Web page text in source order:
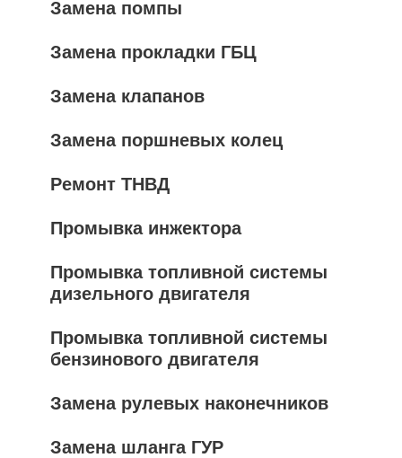
Замена помпы
Замена прокладки ГБЦ
Замена клапанов
Замена поршневых колец
Ремонт ТНВД
Промывка инжектора
Промывка топливной системы
дизельного двигателя
Промывка топливной системы
бензинового двигателя
Замена рулевых наконечников
Замена шланга ГУР